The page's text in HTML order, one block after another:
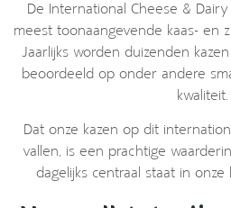
De International Cheese &
meest toonaangevende kaas- en
Jaarlijks worden duizenden
beoordeeld op onder andere
kwaliteit.
Dat onze kazen op dit
vallen, is een prachtige
dagelijks centraal staat in onze